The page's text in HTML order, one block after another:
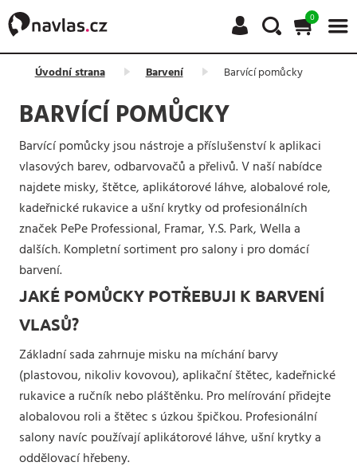
0
Úvodní strana Barvení Barvící pomůcky
BARVÍCÍ POMŮCKY
Barvící pomůcky jsou nástroje a příslušenství k aplikaci
vlasových barev, odbarvovačů a přelivů. V naší nabídce
najdete misky, štětce, aplikátorové láhve, alobalové role,
kadeřnické rukavice a ušní krytky od profesionálních
značek PePe Professional, Framar, Y.S. Park, Wella a
dalších. Kompletní sortiment pro salony i pro domácí
barvení.
JAKÉ POMŮCKY POTŘEBUJI K BARVENÍ
VLASŮ?
Základní sada zahrnuje misku na míchání barvy
(plastovou, nikoliv kovovou), aplikační štětec, kadeřnické
rukavice a ručník nebo pláštěnku. Pro melírování přidejte
alobalovou roli a štětec s úzkou špičkou. Profesionální
salony navíc používají aplikátorové láhve, ušní krytky a
oddělovací hřebeny.